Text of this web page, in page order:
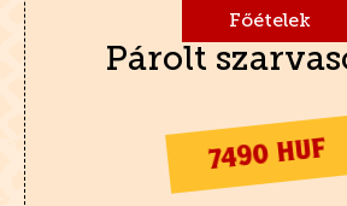
Főételek
Párolt
7490 HUF